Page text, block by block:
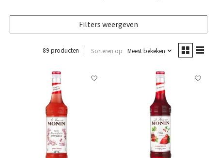
Filters weergeven
89 producten Sorteren op Meest bekeken